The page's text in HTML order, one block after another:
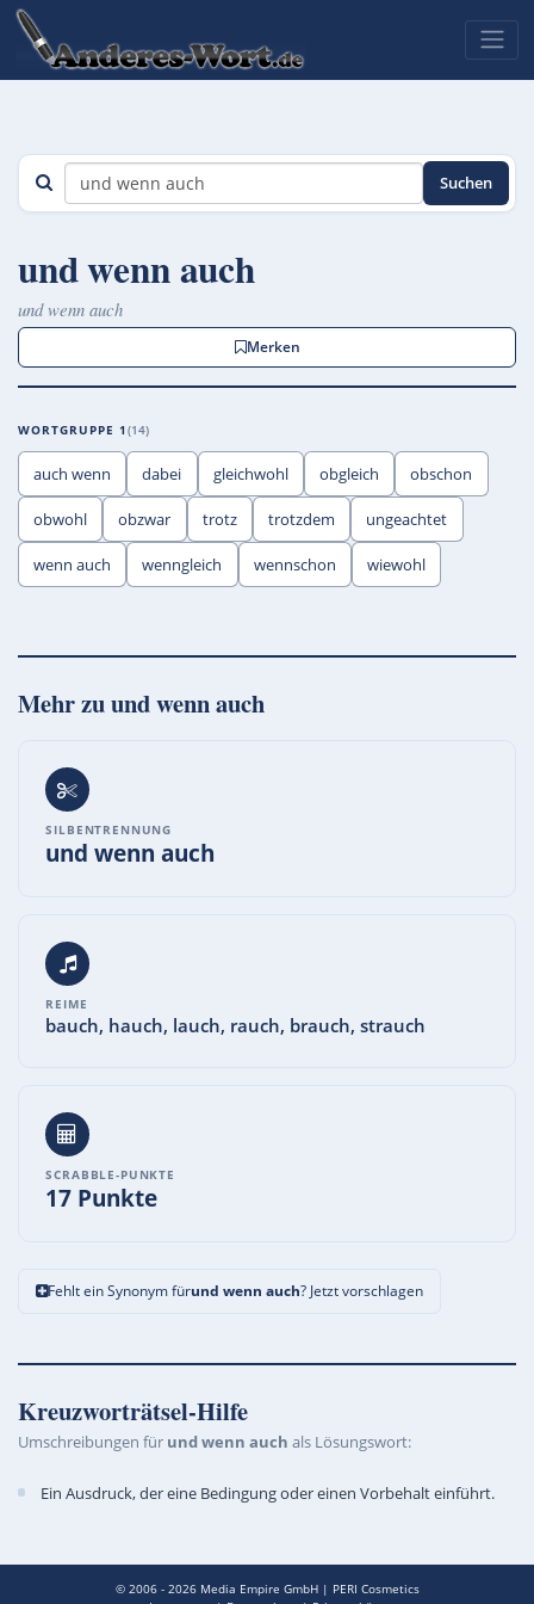
Suchen
und wenn auch
und wenn auch
Merken
WORTGRUPPE 1 14
auch wenn dabei gleichwohl obgleich obschon
obwohl obzwar trotz trotzdem ungeachtet
wenn auch wenngleich wennschon wiewohl
Mehr zuund wenn auch
SILBENTRENNUNG
und wenn auch
REIME
bauch, hauch, lauch, rauch, brauch, strauch
SCRABBLE-PUNKTE
17 Punkte
Fehlt ein Synonym fürund wenn auch? Jetzt vorschlagen
Kreuzworträtsel-Hilfe
Umschreibungen für und wenn auch als Lösungswort:
Ein Ausdruck, der eine Bedingung oder einen Vorbehalt einführt.
© 2006 - 2026 Media Empire GmbH| PERI Cosmetics